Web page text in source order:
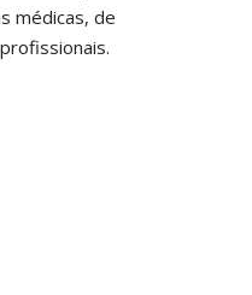
médicas, de